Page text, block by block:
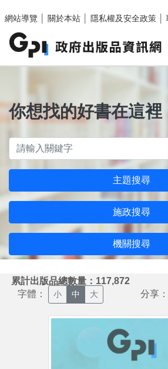
網站導覽
關於本站 隱私權及安全政策
你想找的好書在這裡
主題搜尋
施政搜尋
機關搜尋
累計出版品總數量：117,872
字體： 小 中 大 分享：